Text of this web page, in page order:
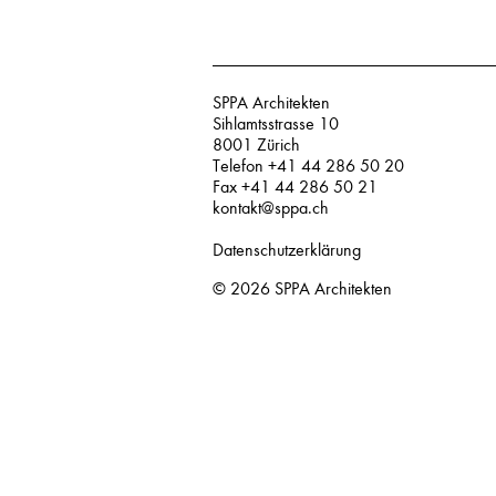
SPPA Architekten
Sihlamtsstrasse 10
8001 Zürich
Telefon +41 44 286 50 20
Fax +41 44 286 50 21
kontakt@sppa.ch
Datenschutzerklärung
© 2026 SPPA Architekten